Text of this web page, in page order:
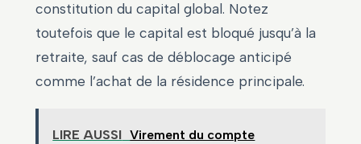
constitution du capital global. Notez
toutefois que le capital est bloqué jusqu’à la
retraite, sauf cas de déblocage anticipé
comme l’achat de la résidence principale.
LIRE AUSSI Virement du compte